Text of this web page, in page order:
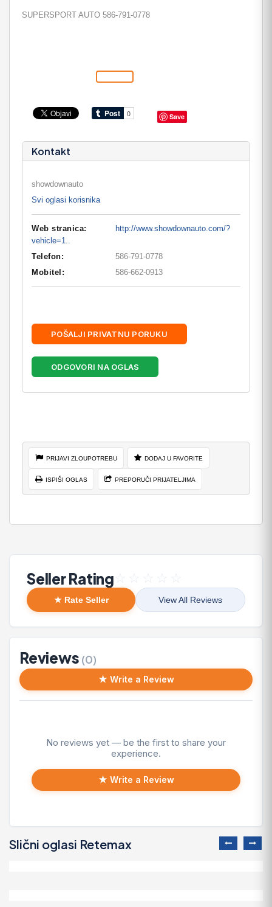
SUPERSPORT AUTO 586-791-0778
Save
Kontakt
showdownauto
Svi oglasi korisnika
Web stranica:
http://www.showdownauto.com/?
vehicle=1..
Telefon:
586-791-0778
Mobitel:
586-662-0913
POŠALJI PRIVATNU PORUKU
ODGOVORI NA OGLAS
PRIJAVI ZLOUPOTREBU DODAJ U FAVORITE
ISPIŠI OGLAS PREPORUČI PRIJATELJIMA
Seller Rating ☆ ☆ ☆ ☆ ☆
★ Rate Seller View All Reviews
Reviews (0)
★ Write a Review
No reviews yet — be the first to share your
experience.
★ Write a Review
Slični oglasi Retemax